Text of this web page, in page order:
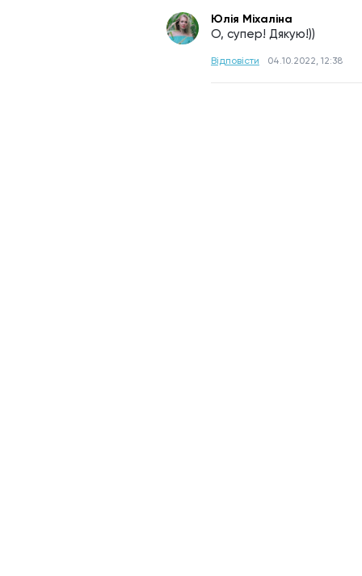
Юлія Міхаліна
О, супер! Дякую!))
Відповісти 04.10.2022, 12:38